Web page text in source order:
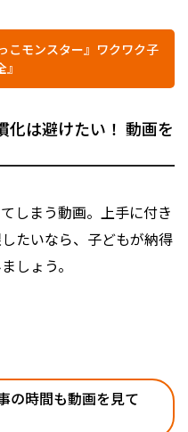
こモンスター』ワクワク子
化は避けたい！ 動画を
しまう動画。上手に付き
たいなら、子どもが納得
しょう。
の時間も動画を見て